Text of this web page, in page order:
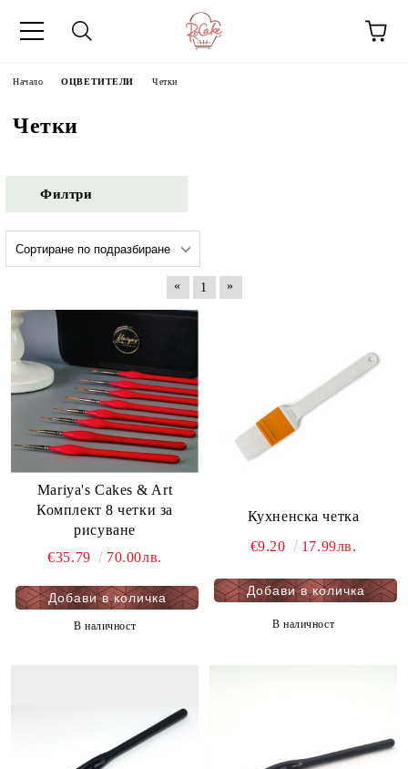
Начало ОЦВЕТИТЕЛИ Четки
Четки
Филтри
« 1 »
Mariya's Cakes & Art
Комплект 8 четки за
рисуване
€35.79
70.00лв.
В наличност
Кухненска четка
€9.20
17.99лв.
В наличност